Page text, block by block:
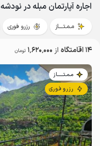
اجاره آپارتمان مبله در نودشه
مـمـتــــاز رزرو فوری
14 اقامتگاه از 1٬620٬000 تومان
مـمـتــــــاز
رزرو فوری